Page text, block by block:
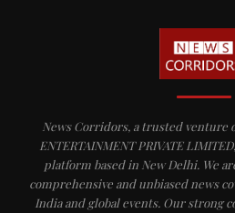
News Corridors, a trusted venture
ENTERTAINMENT PRIVATE
platform based in New Delhi. We
comprehensive and unbiased news
India and global events. Our strong